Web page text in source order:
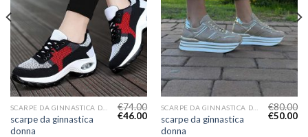
scarpe da ginnastica
donna
€74.00
€46.00
scarpe da ginnastica
donna
€80.00
€50.00